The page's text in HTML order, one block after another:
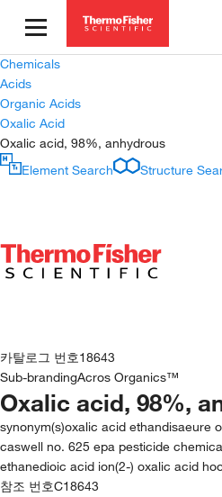
Chemicals
Acids
Organic Acids
Oxalic Acid
Oxalic acid, 98%, anhydrous
Element Search
Structure
카탈로그 번호18643
Sub-brandingAcros Organics™
Oxalic acid, 98%,
synonym(s)oxalic acid ethandisaeure
caswell no. 625 epa pesticide
ethanedioic acid ion(2-) oxalic acid
참조 번호C18643